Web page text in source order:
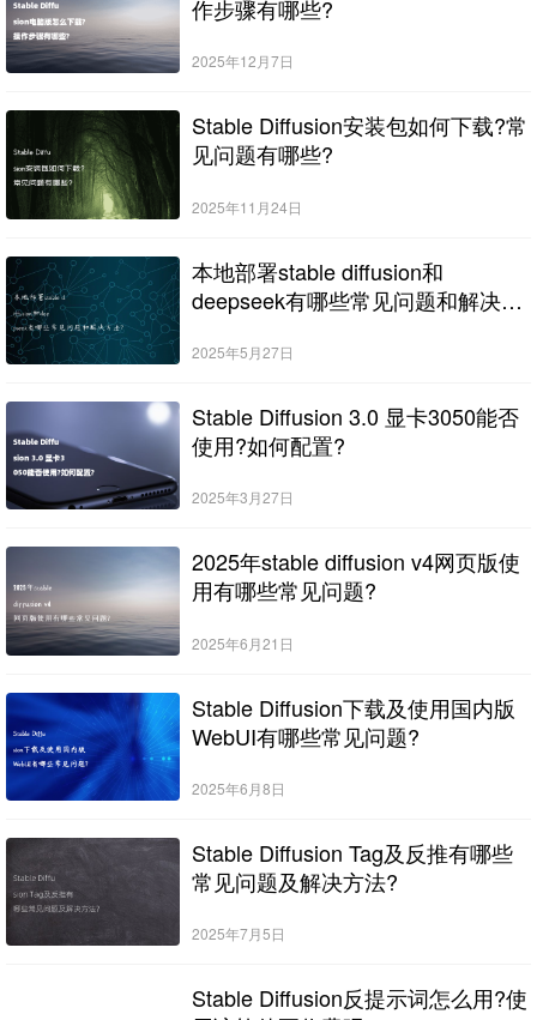
作步骤有哪些?
2025年12月7日
Stable Diffusion安装包如何下载?常
见问题有哪些?
2025年11月24日
本地部署stable diffusion和
deepseek有哪些常见问题和解决方
2025年5月27日
Stable Diffusion 3.0 显卡3050能否
使用?如何配置?
2025年3月27日
2025年stable diffusion v4网页版使
用有哪些常见问题?
2025年6月21日
Stable Diffusion下载及使用国内版
WebUI有哪些常见问题?
2025年6月8日
Stable Diffusion Tag及反推有哪些
常见问题及解决方法?
2025年7月5日
Stable Diffusion反提示词怎么用?使